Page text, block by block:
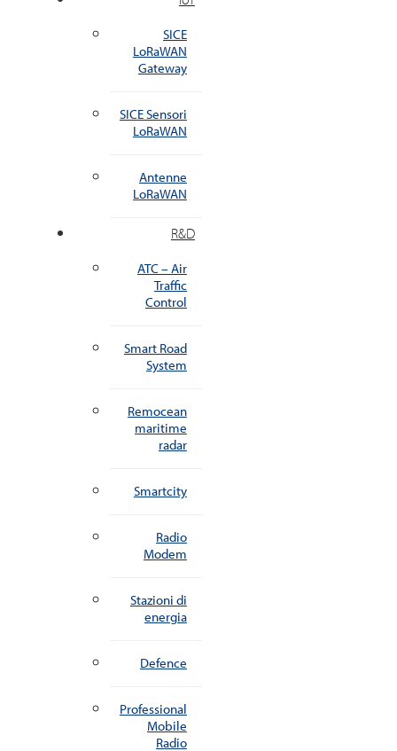
SICE
LoRaWAN
Gateway
SICE Sensori
LoRaWAN
Antenne
LoRaWAN
R&D
ATC – Air
Traffic
Control
Smart Road
System
Remocean
maritime
radar
Smartcity
Radio
Modem
Stazioni di
energia
Defence
Professional
Mobile
Radio